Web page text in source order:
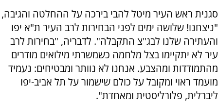
סגנית ראש העיר מיטל להבי בירכה על ההחלטה והגיבה,
"ניצחנו! שלושה ימים לפני הבחירות לרב העיר ת"א יפו
והעתירה שלנו לבג"צ התקבלה". לדבריה, "בחירות לרב
עיר לא יתקיימו בצל מלחמה כשמשרתי מילואים מודרים
מהתמודדות ומהצבע. אנחנו לא נוותר ומבטיחים: נעמיד
מועמד ראוי ומקובל על כולם שישמור על תל אביב-יפו
ליברלית, פלורליסטית ומאחדת".